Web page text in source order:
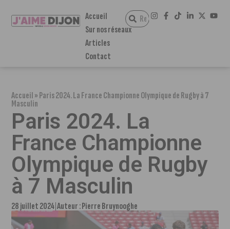
Accueil
Sur nos réseaux
Articles
Contact
Accueil»Paris 2024. La France Championne Olympique de Rugby à 7
Masculin
Paris 2024. La
France Championne
Olympique de Rugby
à 7 Masculin
28 juillet 2024 Auteur :Pierre Bruynooghe